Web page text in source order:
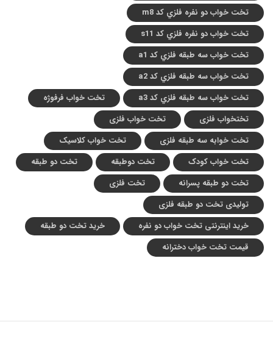
تخت خواب دو نفره فلزي کد m8
تخت خواب دو نفره فلزي کد s11
تخت خواب سه طبقه فلزي کد a1
تخت خواب سه طبقه فلزي کد a2
تخت خواب سه طبقه فلزي کد a3
تخت خواب فرفوژه
تختخواب فلزی
تخت خواب فلزی
تخت خوابه سه طبقه فلزی
تخت خواب کلاسیک
تخت خواب کودک
تخت دوطبقه
تخت دو طبقه
تخت دو طبقه پسرانه
تخت فلزی
تولیدی تخت دو طبقه فلزی
خرید اینترنتی تخت خواب دو نفره
خرید تخت دو طبقه
قیمت تخت خواب دخترانه